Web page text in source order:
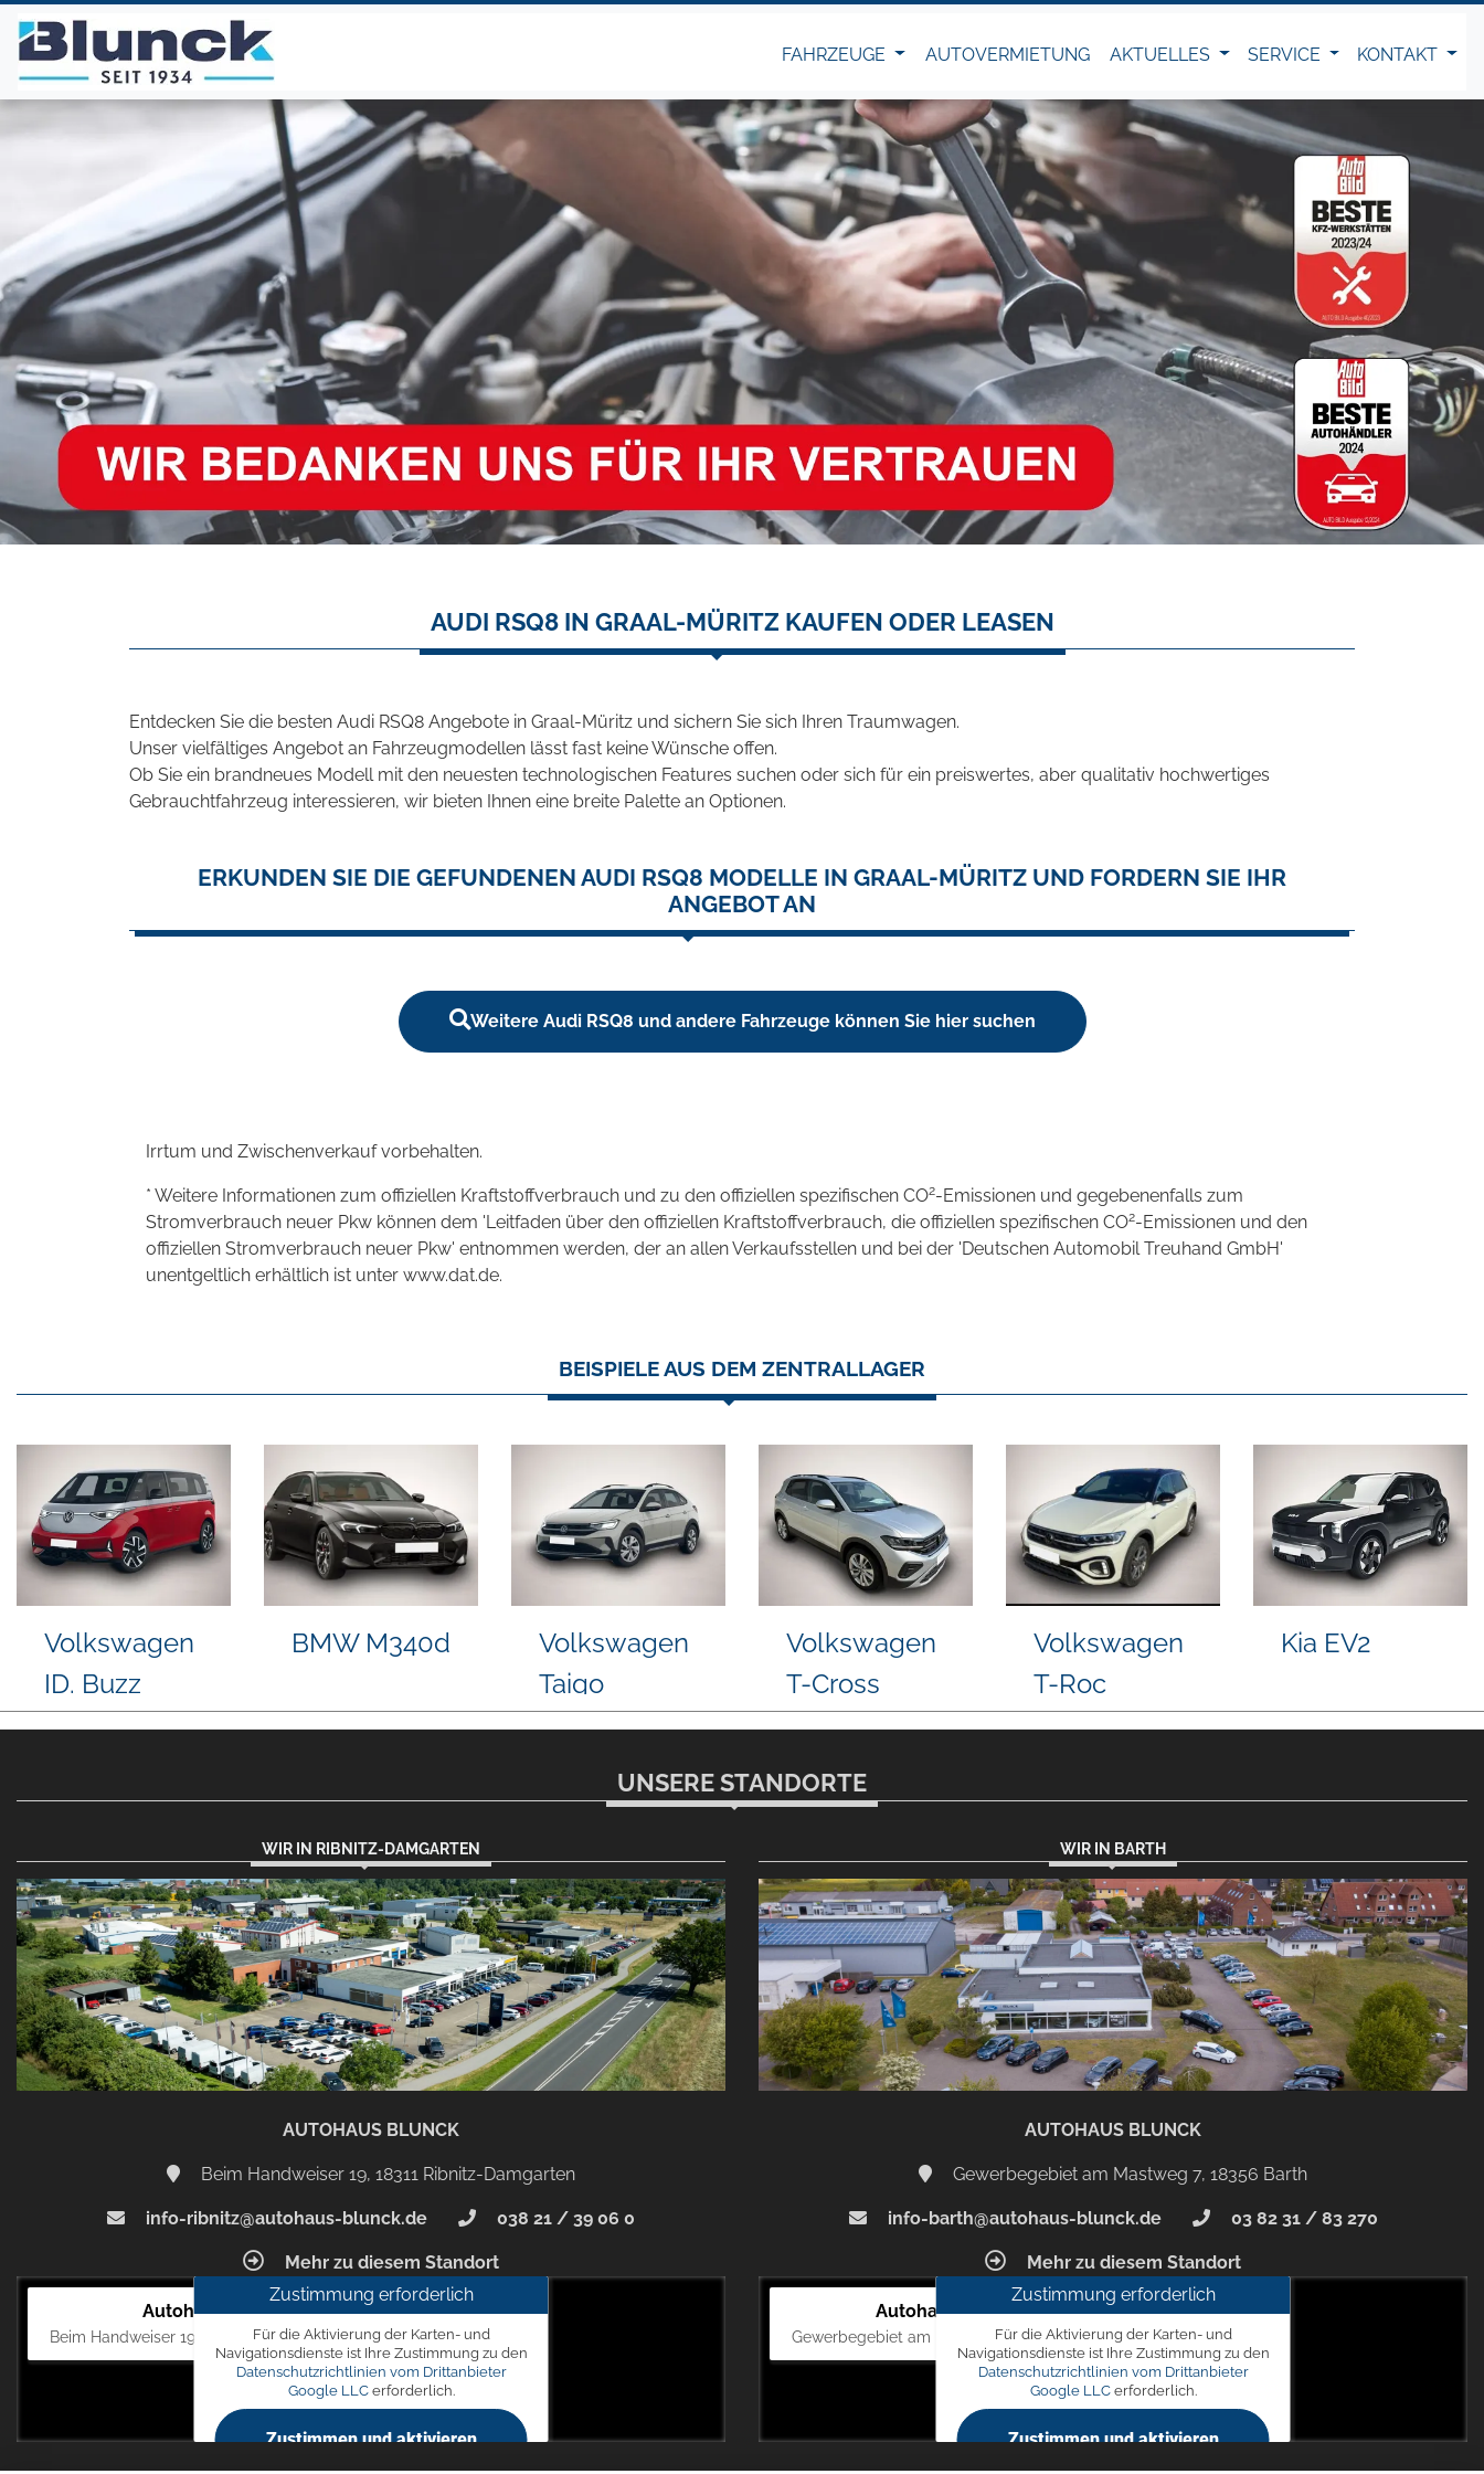
FAHRZEUGE AUTOVERMIETUNG AKTUELLES SERVICE KONTAKT
AUDI RSQ8 IN GRAAL-MÜRITZ KAUFEN ODER LEASEN
Entdecken Sie die besten Audi RSQ8 Angebote in Graal-Müritz und sichern Sie sich Ihren Traumwagen.
Unser vielfältiges Angebot an Fahrzeugmodellen lässt fast keine Wünsche offen.
Ob Sie ein brandneues Modell mit den neuesten technologischen Features suchen oder sich für ein preiswertes, aber qualitativ hochwertiges
Gebrauchtfahrzeug interessieren, wir bieten Ihnen eine breite Palette an Optionen.
ERKUNDEN SIE DIE GEFUNDENEN AUDI RSQ8 MODELLE IN GRAAL-MÜRITZ UND FORDERN SIE IHR
ANGEBOT AN
Weitere Audi RSQ8 und andere Fahrzeuge können Sie hier suchen
Irrtum und Zwischenverkauf vorbehalten.
* Weitere Informationen zum offiziellen Kraftstoffverbrauch und zu den offiziellen spezifischen CO2-Emissionen und gegebenenfalls zum
Stromverbrauch neuer Pkw können dem 'Leitfaden über den offiziellen Kraftstoffverbrauch, die offiziellen spezifischen CO2-Emissionen und den
offiziellen Stromverbrauch neuer Pkw' entnommen werden, der an allen Verkaufsstellen und bei der 'Deutschen Automobil Treuhand GmbH'
unentgeltlich erhältlich ist unter www.dat.de.
BEISPIELE AUS DEM ZENTRALLAGER
Volkswagen
T-Cross
Volkswagen
Kia EV2 BMW M340i Volvo V90 Opel Mokka
UNSERE STANDORTE
WIR IN RIBNITZ-DAMGARTEN
AUTOHAUS BLUNCK
Beim Handweiser 19, 18311 Ribnitz-Damgarten
info-ribnitz@autohaus-blunck.de 038 21 / 39 06 0
Mehr zu diesem Standort
Autohaus Blunck
Beim Handweiser 19, 18311 Ribnitz-Damgarten
Zustimmung erforderlich
Für die Aktivierung der Karten- und
Navigationsdienste ist Ihre Zustimmung zu den
Datenschutzrichtlinien vom Drittanbieter
Google LLCerforderlich.
Zustimmen und aktivieren
WIR IN BARTH
AUTOHAUS BLUNCK
Gewerbegebiet am Mastweg 7, 18356 Barth
info-barth@autohaus-blunck.de 03 82 31 / 83 270
Mehr zu diesem Standort
Autohaus Blunck
Gewerbegebiet am Mastweg 7, 18356 Barth
Zustimmung erforderlich
Für die Aktivierung der Karten- und
Navigationsdienste ist Ihre Zustimmung zu den
Datenschutzrichtlinien vom Drittanbieter
Google LLCerforderlich.
Zustimmen und aktivieren